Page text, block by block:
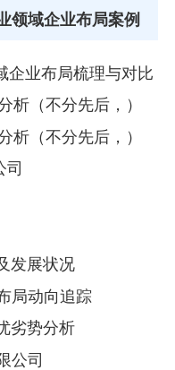
领域企业布局案例
企业布局梳理与对比
析（不分先后，）
析（不分先后，）
司
发展状况
局动向追踪
劣势分析
公司